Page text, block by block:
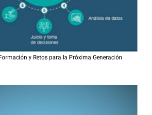
y Retos para la Próxima Generación